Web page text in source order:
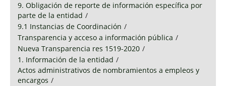
9. Obligación de reporte de información específica por
parte de la entidad /
9.1 Instancias de Coordinación /
Transparencia y acceso a información pública /
Nueva Transparencia res 1519-2020 /
1. Información de la entidad /
Actos administrativos de nombramientos a empleos y
encargos /